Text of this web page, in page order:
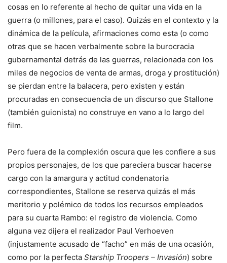
cosas en lo referente al hecho de quitar una vida en la
guerra (o millones, para el caso). Quizás en el contexto y la
dinámica de la película, afirmaciones como esta (o como
otras que se hacen verbalmente sobre la burocracia
gubernamental detrás de las guerras, relacionada con los
miles de negocios de venta de armas, droga y prostitución)
se pierdan entre la balacera, pero existen y están
procuradas en consecuencia de un discurso que Stallone
(también guionista) no construye en vano a lo largo del
film.
Pero fuera de la complexión oscura que les confiere a sus
propios personajes, de los que pareciera buscar hacerse
cargo con la amargura y actitud condenatoria
correspondientes, Stallone se reserva quizás el más
meritorio y polémico de todos los recursos empleados
para su cuarta Rambo: el registro de violencia. Como
alguna vez dijera el realizador Paul Verhoeven
(injustamente acusado de “facho” en más de una ocasión,
como por la perfecta Starship Troopers – Invasión) sobre